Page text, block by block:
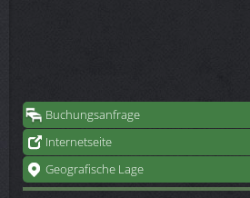
Buchungsanfrage
Internetseite
Geografische Lage